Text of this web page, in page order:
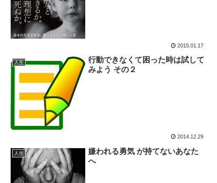
2015.01.17
人生
行動できなくて困った時は試して
みよう その２
2014.12.29
人生
嫌われる勇気 が持てないあなた
へ